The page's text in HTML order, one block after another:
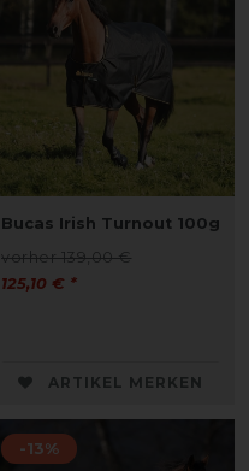
Bucas Irish Turnout 100g
vorher 139,00 €
125,10 € *
ARTIKEL MERKEN
-13%